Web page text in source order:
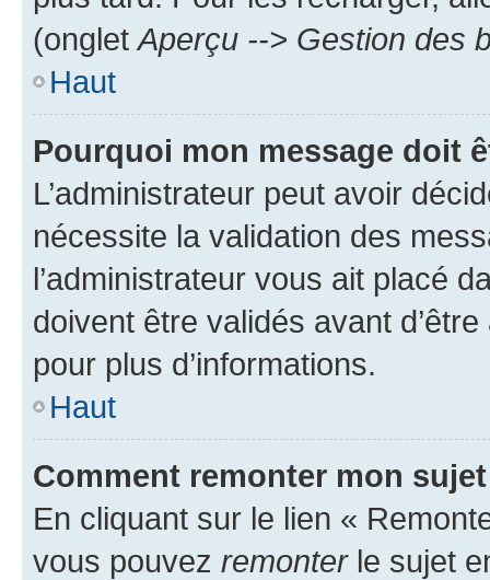
(onglet Aperçu --> Gestion des
Haut
Pourquoi mon message doit
L’administrateur peut avoir
nécessite la validation des
l’administrateur vous ait placé
doivent être validés avant
pour plus d’informations.
Haut
Comment remonter mon
En cliquant sur le lien «
vous pouvez remonterle sujet